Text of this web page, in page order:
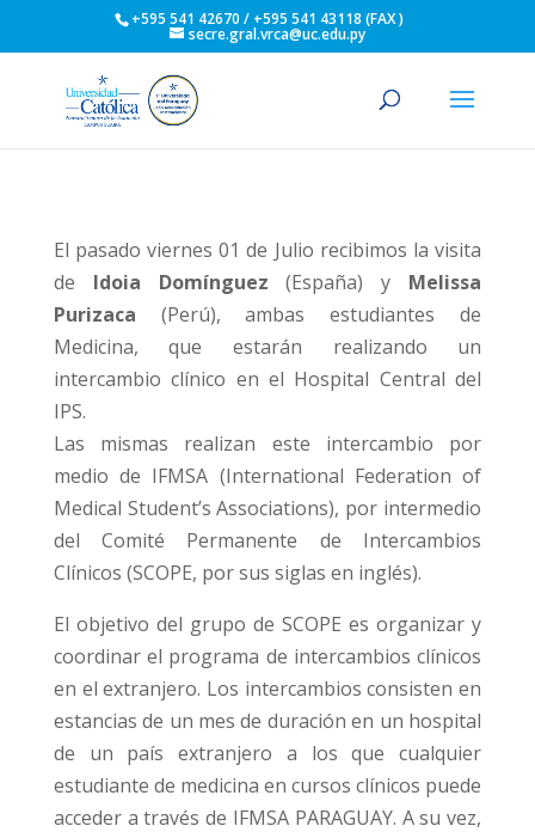
+595 541 42670 / +595 541 43118 (FAX )
secre.gral.vrca@uc.edu.py
El pasado viernes 01 de Julio recibimos la visita
de Idoia Domínguez (España) y Melissa
Purizaca (Perú), ambas estudiantes de
Medicina, que estarán realizando un
intercambio clínico en el Hospital Central del
IPS.
Las mismas realizan este intercambio por
medio de IFMSA (International Federation of
Medical Student’s Associations), por intermedio
del Comité Permanente de Intercambios
Clínicos (SCOPE, por sus siglas en inglés).
El objetivo del grupo de SCOPE es organizar y
coordinar el programa de intercambios clínicos
en el extranjero. Los intercambios consisten en
estancias de un mes de duración en un hospital
de un país extranjero a los que cualquier
estudiante de medicina en cursos clínicos puede
acceder a través de IFMSA PARAGUAY. A su vez,